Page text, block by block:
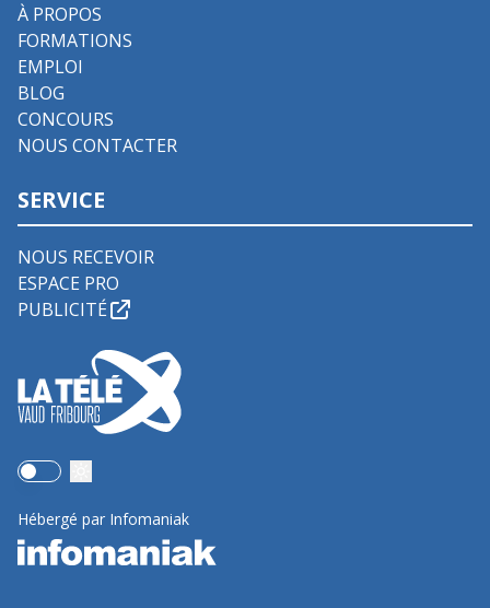
À PROPOS
FORMATIONS
EMPLOI
BLOG
CONCOURS
NOUS CONTACTER
SERVICE
NOUS RECEVOIR
ESPACE PRO
PUBLICITÉ
Use setting
Hébergé par Infomaniak